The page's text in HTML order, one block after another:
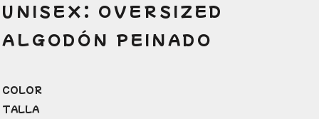
UNISEX: OVERSIZED
ALGODÓN PEINADO
COLOR
TALLA